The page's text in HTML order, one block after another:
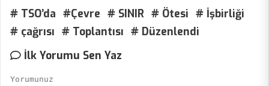
# TSO’da #Çevre # SINIR # Ötesi # İşbirliği
# çağrısı # Toplantısı # Düzenlendi
İlk Yorumu Sen Yaz